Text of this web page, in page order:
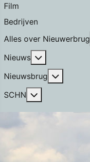
Film
Bedrijven
Alles over Nieuwerbrug
Nieuws
Nieuwsbrug
SCHN